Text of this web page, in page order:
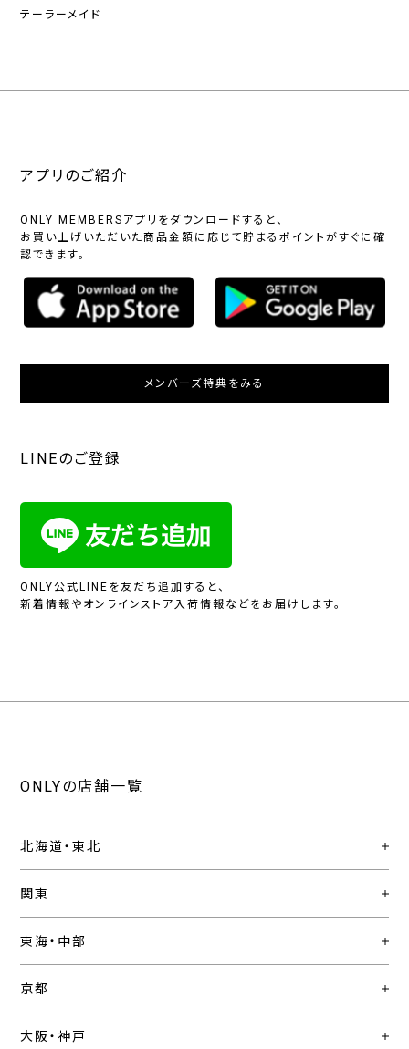
テーラーメイド
アプリのご紹介
ONLY MEMBERSアプリをダウンロードすると、
お買い上げいただいた商品金額に応じて貯まるポイントがすぐに確
認できます。
メンバーズ特典をみる
LINEのご登録
ONLY公式LINEを友だち追加すると、
新着情報やオンラインストア入荷情報などをお届けします。
ONLYの店舗一覧
北海道・東北
関東
東海・中部
京都
大阪・神戸